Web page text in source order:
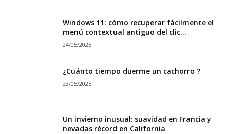
Windows 11: cómo recuperar fácilmente el
menú contextual antiguo del clic...
24/05/2025
¿Cuánto tiempo duerme un cachorro ?
23/05/2025
Un invierno inusual: suavidad en Francia y
nevadas récord en California